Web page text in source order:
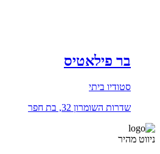
בר פילאטיס
סטודיו ביתי
שדרות השומרון 32, בת חפר
ניווט מהיר